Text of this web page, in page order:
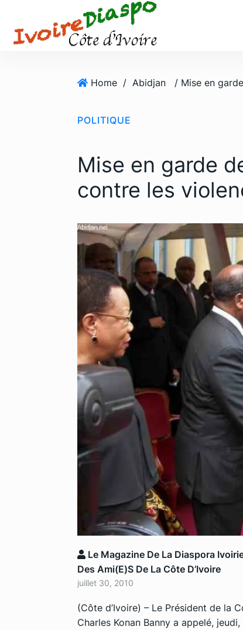
Home / Abidjan
POLITIQUE
Mise en garde
contre les
Le Magazine De La Diaspora
Des Ami(e)s De La Côte D’Ivoire
juillet 30, 2010
(Côte d’Ivoire) – Le Président de la
Charles Konan Banny a appelé,